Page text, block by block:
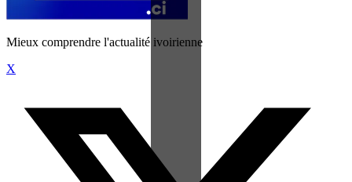
Mieux comprendre l'actualité ivoirienne
X